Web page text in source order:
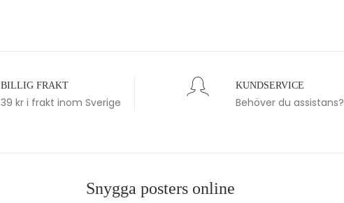
BILLIG FRAKT
39 kr i frakt inom Sverige
KUNDSERVICE
Behöver du assistans?
Snygga posters online